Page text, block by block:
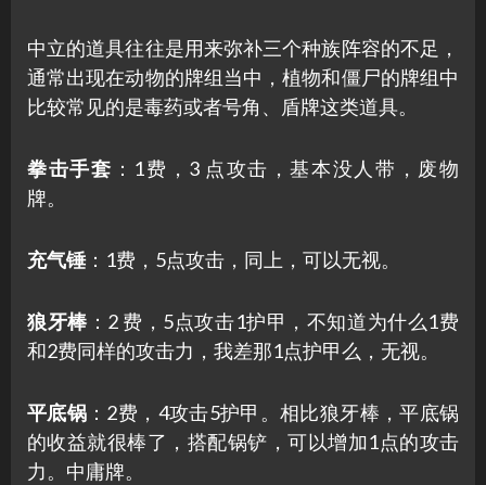
中立的道具往往是用来弥补三个种族阵容的不足，
通常出现在动物的牌组当中，植物和僵尸的牌组中
比较常见的是毒药或者号角、盾牌这类道具。
拳击手套 ：1费，3 点攻击，基本没人带，废物
牌。
充气锤：1费，5点攻击，同上，可以无视。
狼牙棒：2 费，5点攻击1护甲，不知道为什么1费
和2费同样的攻击力，我差那1点护甲么，无视。
平底锅 ：2费，4攻击5护甲。相比狼牙棒，平底锅
的收益就很棒了，搭配锅铲，可以增加1点的攻击
力。中庸牌。